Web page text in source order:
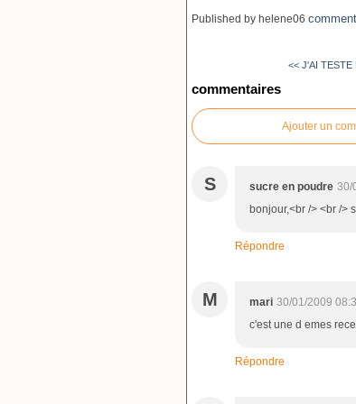
Published by helene06
<< J'AI TESTE
commentaires
Ajouter un
S sucre en poudre 30/
bonjour,<br /> <br />
Répondre
M mari 30/01/2009
c'est une d emes
Répondre